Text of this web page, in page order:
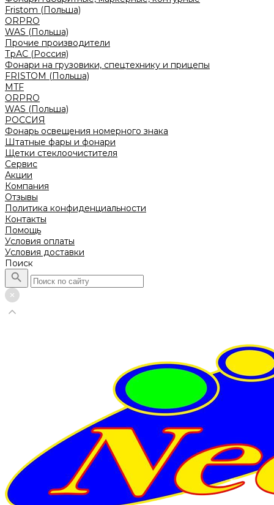
Fristom (Польша)
ORPRO
WAS (Польша)
Прочие производители
ТрАС (Россия)
Фонари на грузовики, спецтехнику и прицепы
FRISTOM (Польша)
MTF
ORPRO
WAS (Польша)
РОССИЯ
Фонарь освещения номерного знака
Штатные фары и фонари
Щетки стеклоочистителя
Сервис
Акции
Компания
Отзывы
Политика конфиденциальности
Контакты
Помощь
Условия оплаты
Условия доставки
Поиск